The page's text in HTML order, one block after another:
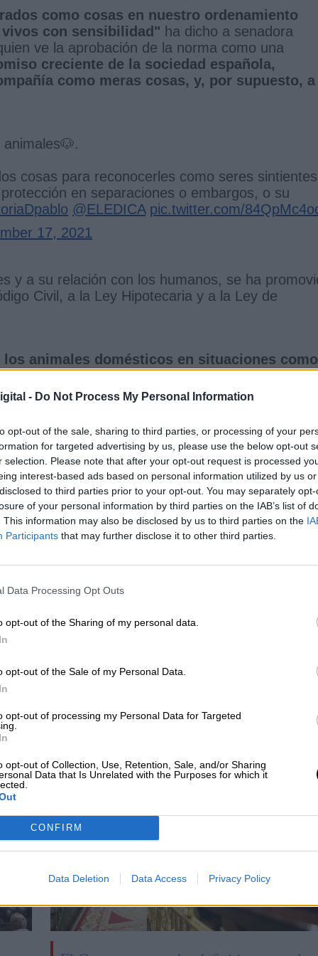
- Do Not Process My Personal Information
opt-out of the sale, sharing to third parties, or processing of your
for targeted advertising by us, please use the below opt-out
selection. Please note that after your opt-out request is processed
interest-based ads based on personal information utilized by us
to third parties prior to your opt-out. You may separately
of your personal information by third parties on the IAB’s list of
This information may also be disclosed by us to third parties on the
Participants that may further disclose it to other third parties.
Data Processing Opt Outs
opt-out of the Sharing of my personal data.
opt-out of the Sale of my Personal Data.
opt-out of processing my Personal Data for Targeted
opt-out of Collection, Use, Retention, Sale, and/or Sharing
Data that Is Unrelated with the Purposes for which it
CONFIRM
Data Deletion Data Access Privacy Policy
como cosas en nuestro ordenamiento
con sensibilidad" ha dicho a senadora
ve la aprobación de la norma como una
creciente de la sociedad española,
como meras cosas, y, por supuesto, a
cosas para reconocerles como seres
en separaciones o embargos, o su
@ELEDICA pic.twitter.com/
17, 2021
y a su relación con los humanos, se ha
Civil, a la Ley Hipotecaria y a la Ley de
animales domésticos en situaciones como
que quieren continuar compartiendo su vida con
tiempos y las cargas de las mascotas" y en
el juez" según ha señalado la senadora
Pablo ha asegurado que “urgía definir la
en el ámbito familiar y especialmente en
de 30.000 parejas que se divorcian al año
animales puedan ser embargados o que en
que una maleta y no exista
con la protección y defensa de los
una
Dirección General para los Derechos de
un anteproyecto de
ha puesto en marcha un ‘Plan de
animales de compañía’ que promueve un
y el avance en la ordenación del sector.
RELACIONADAS